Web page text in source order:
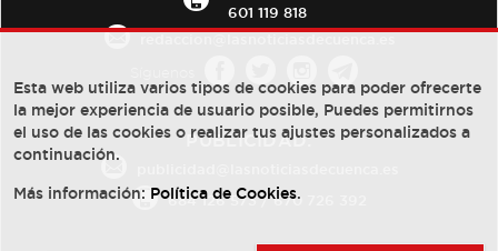
601 119 818
PUBLICIDAD:
684 126 573/670 726 392
Esta web utiliza varios tipos de cookies para poder ofrecerte
la mejor experiencia de usuario posible, Puedes permitirnos
el uso de las cookies o realizar tus ajustes personalizados a
continuación.
Más información: Política de Cookies.